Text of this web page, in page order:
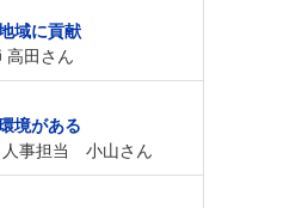
域に貢献
高田さん
境がある
事担当 小山さん